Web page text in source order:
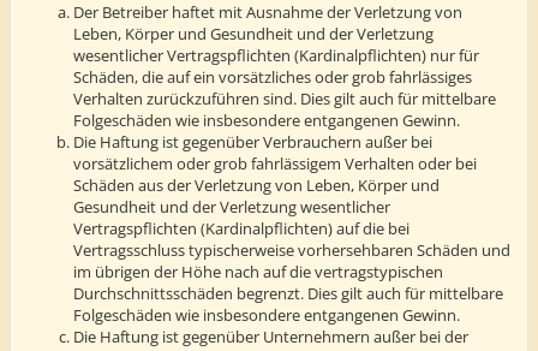
Der Betreiber haftet mit Ausnahme der Verletzung von
Leben, Körper und Gesundheit und der Verletzung
wesentlicher Vertragspflichten (Kardinalpflichten) nur für
Schäden, die auf ein vorsätzliches oder grob fahrlässiges
Verhalten zurückzuführen sind. Dies gilt auch für mittelbare
Folgeschäden wie insbesondere entgangenen Gewinn.
Die Haftung ist gegenüber Verbrauchern außer bei
vorsätzlichem oder grob fahrlässigem Verhalten oder bei
Schäden aus der Verletzung von Leben, Körper und
Gesundheit und der Verletzung wesentlicher
Vertragspflichten (Kardinalpflichten) auf die bei
Vertragsschluss typischerweise vorhersehbaren Schäden und
im übrigen der Höhe nach auf die vertragstypischen
Durchschnittsschäden begrenzt. Dies gilt auch für mittelbare
Folgeschäden wie insbesondere entgangenen Gewinn.
Die Haftung ist gegenüber Unternehmern außer bei der